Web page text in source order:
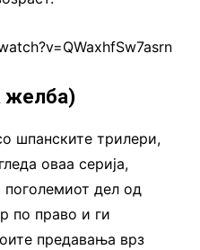
желба)
шпанските трилери,
оваа серија,
поголемиот дел од
по право и ги
предавања врз